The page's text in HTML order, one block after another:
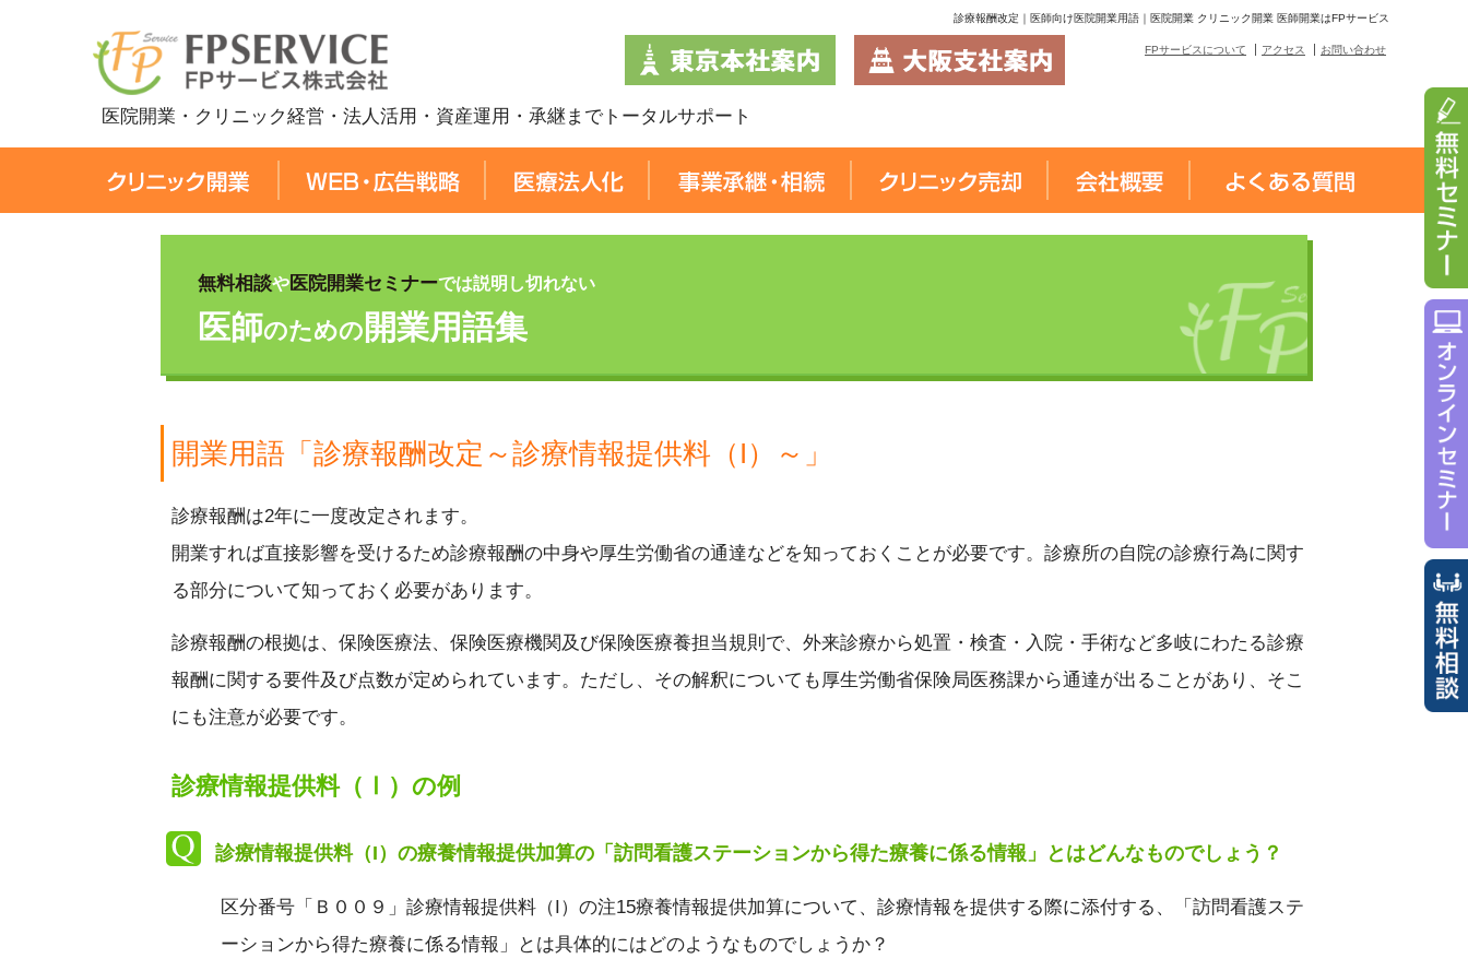
診療報酬改定｜医師向け医院開業用語｜医院開業 クリニック開業 医師開業はFPサービス
医院開業・クリニック経営・法人活用・資産運用・承継までトータルサポート
FPサービスについて アクセス お問い合わせ
無料相談や医院開業セミナーでは説明し切れない
医師のための 開業用語集
開業用語「診療報酬改定～診療情報提供料（I）～」
診療報酬は2年に一度改定されます。
開業すれば直接影響を受けるため診療報酬の中身や厚生労働省の通達などを知っておくことが必要です。診療所の自院の診療行為に関す
る部分について知っておく必要があります。
診療報酬の根拠は、保険医療法、保険医療機関及び保険医療養担当規則で、外来診療から処置・検査・入院・手術など多岐にわたる診療
報酬に関する要件及び点数が定められています。ただし、その解釈についても厚生労働省保険局医務課から通達が出ることがあり、そこ
にも注意が必要です。
診療情報提供料（Ⅰ）の例
診療情報提供料（I）の療養情報提供加算の「訪問看護ステーションから得た療養に係る情報」とはどんなものでしょう？
区分番号「Ｂ００９」診療情報提供料（I）の注15療養情報提供加算について、診療情報を提供する際に添付する、「訪問看護ステ
ーションから得た療養に係る情報」とは具体的にはどのようなものでしょうか？